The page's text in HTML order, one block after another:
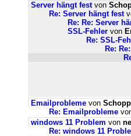
Server hängt festvon
Re: Server hängt fest
Re: Re: Server
SSL-Fehler von
Re: SSL-
Re:
Emailprobleme von
Re: Emailprobleme
windows 11 Problem von
Re: windows 11